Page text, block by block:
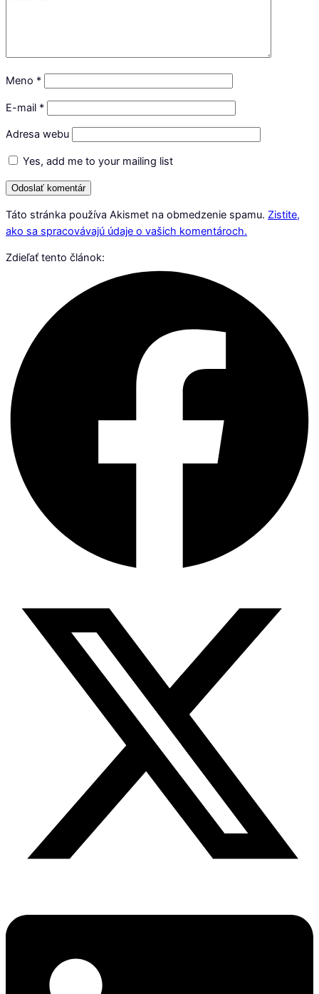
Meno *
E-mail *
Adresa webu
Yes, add me to your mailing list
Táto stránka používa Akismet na obmedzenie spamu. Zistite,
ako sa spracovávajú údaje o vašich komentároch.
Zdieľať tento článok: